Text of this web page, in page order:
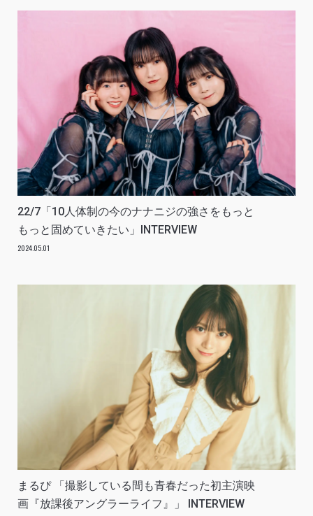
22/7「10人体制の今のナナニジの強さをもっと
もっと固めていきたい」INTERVIEW
2024.05.01
まるぴ 「撮影している間も青春だった初主演映
画『放課後アングラーライフ』」 INTERVIEW